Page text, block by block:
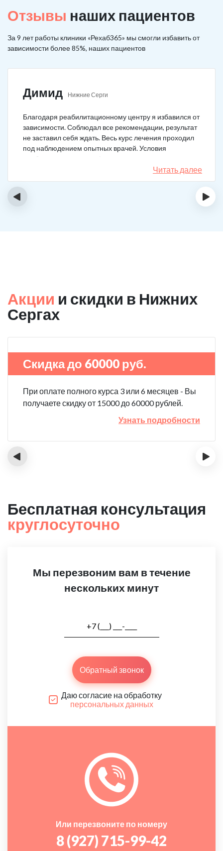
Отзывы наших пациентов
За 9 лет работы клиники «Рехаб365» мы смогли избавить от
зависимости более 85%, наших пациентов
Димид Нижние Серги
Благодаря реабилитационному центру я избавился от
зависимости. Соблюдал все рекомендации, результат
не заставил себя ждать. Весь курс лечения проходил
под наблюдением опытных врачей. Условия
пребывания супер комфортные: вкусная еда, уютно,
есть все необходимое для жизни. У меня не возникало
никаких стрессовых ситуаций.
Читать далее
‹ ›
Акции и скидки в Нижних
Сергах
Скидка до 60000 руб.
При оплате полного курса 3 или 6 месяцев - Вы
получаете скидку от 15000 до 60000 рублей.
Узнать подробности
‹ ›
Бесплатная консультация
круглосуточно
Мы перезвоним вам в течение
нескольких минут
Обратный звонок
Даю согласие на обработку
персональных данных
Или перезвоните по номеру
8 (927) 715-99-42